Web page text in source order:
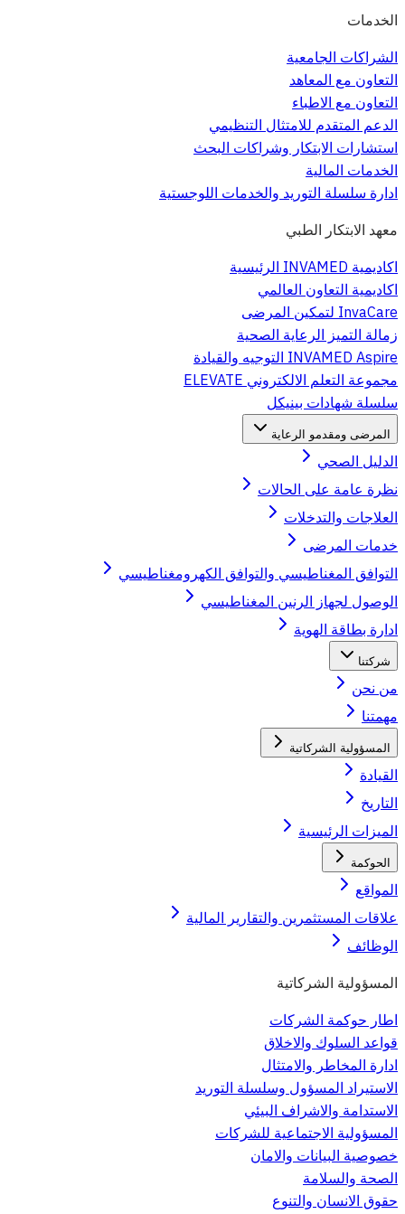
الخدمات
الشراكات الجامعية
التعاون مع المعاهد
التعاون مع الاطباء
الدعم المتقدم للامتثال التنظيمي
استشارات الابتكار وشراكات البحث
الخدمات المالية
ادارة سلسلة التوريد والخدمات اللوجستية
معهد الابتكار الطبي
اكاديمية INVAMED الرئيسية
اكاديمية التعاون العالمي
InvaCare لتمكين المرضى
زمالة التميز الرعاية الصحية
INVAMED Aspire التوجيه والقيادة
مجموعة التعلم الالكتروني ELEVATE
سلسلة شهادات بينيكل
المرضى ومقدمو الرعاية
الدليل الصحي
نظرة عامة على الحالات
العلاجات والتدخلات
خدمات المرضى
التوافق المغناطيسي والتوافق الكهرومغناطيسي
الوصول لجهاز الرنين المغناطيسي
ادارة بطاقة الهوية
شركتنا
من نحن
مهمتنا
المسؤولية الشركاتية
القيادة
التاريخ
الميزات الرئيسية
الحوكمة
المواقع
علاقات المستثمرين والتقارير المالية
الوظائف
المسؤولية الشركاتية
اطار حوكمة الشركات
قواعد السلوك والاخلاق
ادارة المخاطر والامتثال
الاستيراد المسؤول وسلسلة التوريد
الاستدامة والاشراف البيئي
المسؤولية الاجتماعية للشركات
خصوصية البيانات والامان
الصحة والسلامة
حقوق الانسان والتنوع